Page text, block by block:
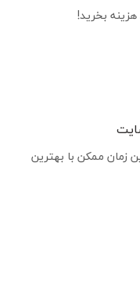
هزینه بخرید!
زمان ممکن با بهترین